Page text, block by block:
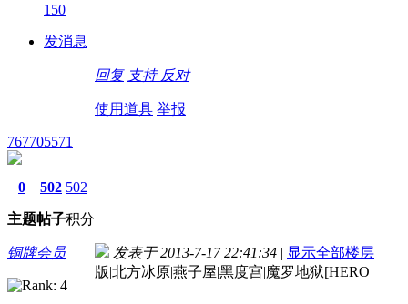
150
发消息
回复 支持 反对
使用道具 举报
767705571
0
主题
502
帖子
502
积分
铜牌会员 发表于 2013-7-17 22:41:34 | 显示全部楼层
版|北方冰原|燕子屋|黑度宫|魔罗地狱[HERO